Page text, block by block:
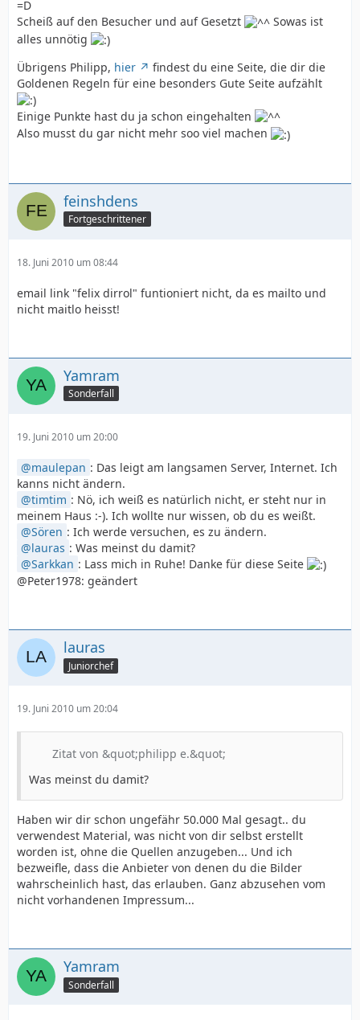
=D
Scheiß auf den Besucher und auf Gesetzt
Sowas ist
alles unnötig
Übrigens Philipp, hier
findest du eine Seite, die dir die
Goldenen Regeln für eine besonders Gute Seite aufzählt
Einige Punkte hast du ja schon eingehalten
Also musst du gar nicht mehr soo viel machen
feinshdens
Fortgeschrittener
18. Juni 2010 um 08:44
email link "felix dirrol" funtioniert nicht, da es mailto und
nicht maitlo heisst!
Yamram
Sonderfall
19. Juni 2010 um 20:00
maulepan : Das leigt am langsamen Server, Internet. Ich
kanns nicht ändern.
timtim : Nö, ich weiß es natürlich nicht, er steht nur in
meinem Haus :-). Ich wollte nur wissen, ob du es weißt.
Sören : Ich werde versuchen, es zu ändern.
lauras : Was meinst du damit?
Sarkkan : Lass mich in Ruhe! Danke für diese Seite
@Peter1978: geändert
lauras
Juniorchef
19. Juni 2010 um 20:04
Zitat von &quot;philipp e.&quot;
Was meinst du damit?
Haben wir dir schon ungefähr 50.000 Mal gesagt.. du
verwendest Material, was nicht von dir selbst erstellt
worden ist, ohne die Quellen anzugeben... Und ich
bezweifle, dass die Anbieter von denen du die Bilder
wahrscheinlich hast, das erlauben. Ganz abzusehen vom
nicht vorhandenen Impressum...
Yamram
Sonderfall